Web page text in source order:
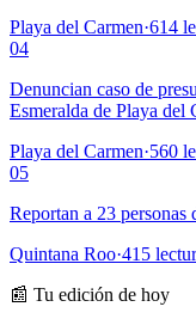
Playa del Carmen·614
04
Denuncian caso de
Esmeralda de Playa del
Playa del Carmen·560
05
Reportan a 23 personas
Quintana Roo·415
📰 Tu edición de hoy